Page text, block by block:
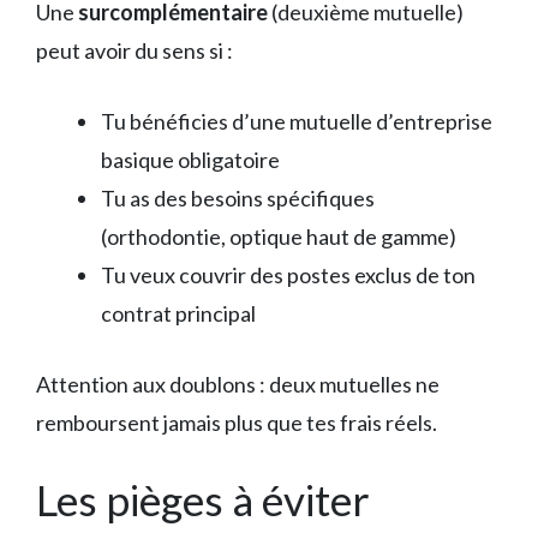
Une surcomplémentaire(deuxième mutuelle)
peut avoir du sens si :
Tu bénéficies d’une mutuelle d’entreprise
basique obligatoire
Tu as des besoins spécifiques
(orthodontie, optique haut de gamme)
Tu veux couvrir des postes exclus de ton
contrat principal
Attention aux doublons : deux mutuelles ne
remboursent jamais plus que tes frais réels.
Les pièges à éviter